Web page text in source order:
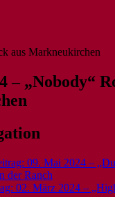
– „Nobody“
09. Mai 2024 –
der Ranch
02. März 2024 –